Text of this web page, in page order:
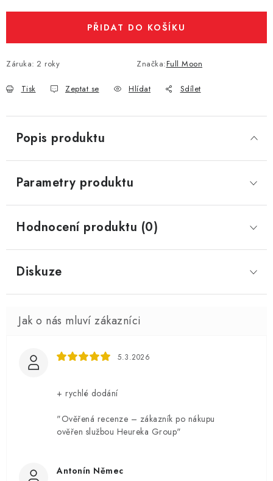
PŘIDAT DO KOŠÍKU
Záruka: 2 roky Značka:Full Moon
Tisk Zeptat se Hlídat Sdílet
Popis produktu
Parametry produktu
Hodnocení produktu (0)
Diskuze
5.3.2026
+ rychlé dodání
"Ověřená recenze – zákazník po nákupu
ověřen službou Heureka Group"
Antonín Němec